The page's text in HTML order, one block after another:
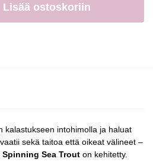
Lisää ostoskoriin
kalastukseen intohimolla ja haluat
sekä taitoa että oikeat välineet –
Spinning Sea Trout on kehitetty.